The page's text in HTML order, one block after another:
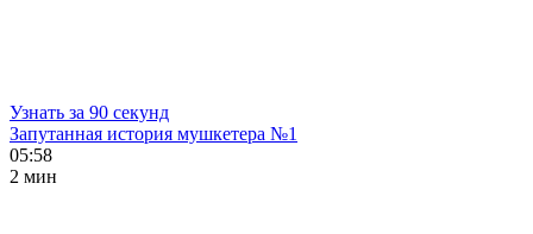
Узнать за 90 секунд
Запутанная история мушкетера №1
05:58
2 мин